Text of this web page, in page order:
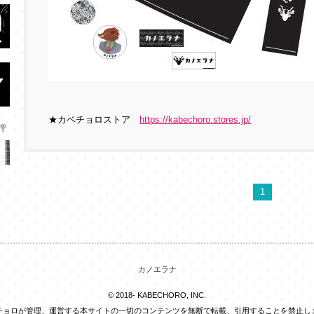
★カベチョロストア https://kabechoro.stores.jp/
1
カノエラナ
© 2018- KABECHORO, INC.
ョロが管理、運営する本サイトの一切のコンテンツを無断で転載、引用することを禁止し